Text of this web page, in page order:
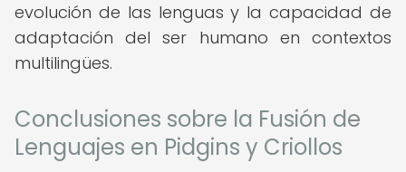
evolución de las lenguas y la capacidad de
adaptación del ser humano en contextos
multilingües.
Conclusiones sobre la Fusión de
Lenguajes en Pidgins y Criollos